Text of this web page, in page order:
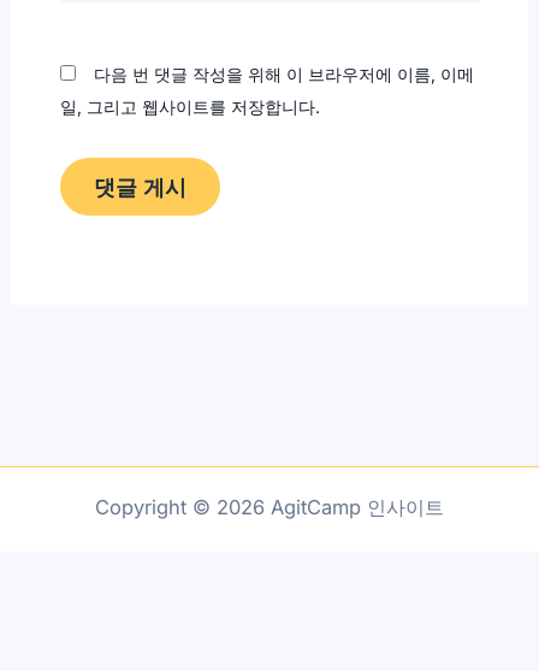
다음 번 댓글 작성을 위해 이 브라우저에 이름, 이메
일, 그리고 웹사이트를 저장합니다.
Copyright © 2026 AgitCamp 인사이트